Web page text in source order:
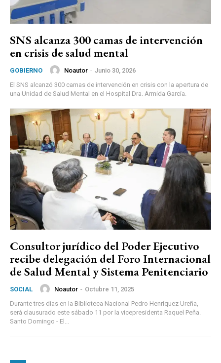
SNS alcanza 300 camas de intervención
en crisis de salud mental
GOBIERNO Noautor - Junio 30, 2026
El SNS alcanzó 300 camas de intervención en crisis con la apertura de
una Unidad de Salud Mental en el Hospital Dra. Armida García.
Consultor jurídico del Poder Ejecutivo
recibe delegación del Foro Internacional
de Salud Mental y Sistema Penitenciario
SOCIAL Noautor - Octubre 11, 2025
Durante tres días en la Biblioteca Nacional Pedro Henríquez Ureña,
será clausurado este sábado 11 por la vicepresidenta Raquel Peña.
Santo Domingo - El...